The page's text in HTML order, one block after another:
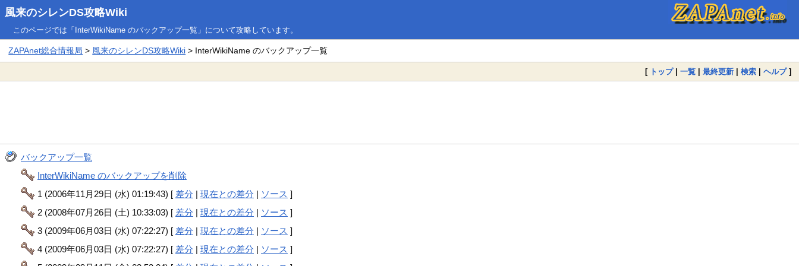
風来のシレンDS攻略Wiki
このページでは「InterWikiName のバックアップ一覧」について攻略しています。
ZAPAnet総合情報局 > 風来のシレンDS攻略Wiki > InterWikiName のバックアップ一覧
[ トップ| 一覧 | 最終更新 | 検索 | ヘルプ]
バックアップ一覧
InterWikiName のバックアップを削除
1 (2006年11月29日 (水) 01:19:43) [ 差分 |現在との差分 | ソース ]
2 (2008年07月26日 (土) 10:33:03) [ 差分 |現在との差分 | ソース ]
3 (2009年06月03日 (水) 07:22:27) [ 差分 |現在との差分 | ソース ]
4 (2009年06月03日 (水) 07:22:27) [ 差分 |現在との差分 | ソース ]